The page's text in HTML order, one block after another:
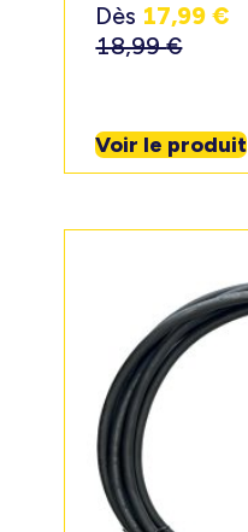
Dès 17,99€
18,99€
Voir le produit